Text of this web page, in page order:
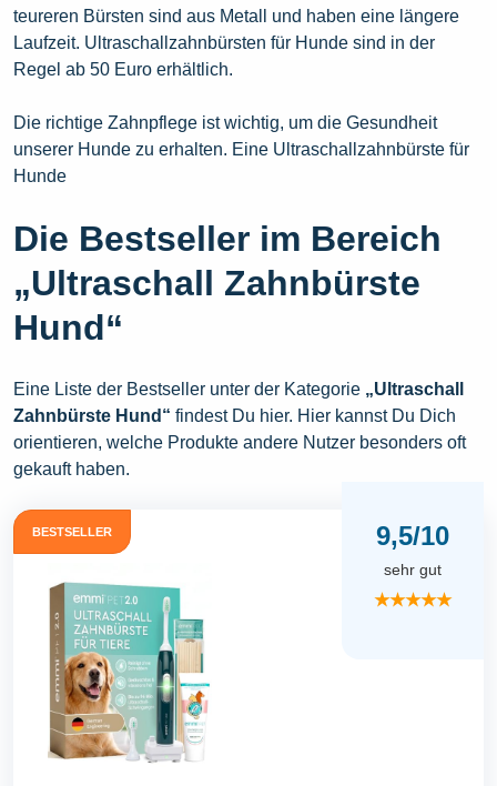
teureren Bürsten sind aus Metall und haben eine längere
Laufzeit. Ultraschallzahnbürsten für Hunde sind in der
Regel ab 50 Euro erhältlich.
Die richtige Zahnpflege ist wichtig, um die Gesundheit
unserer Hunde zu erhalten. Eine Ultraschallzahnbürste für
Hunde
Die Bestseller im Bereich
„Ultraschall Zahnbürste
Hund“
Eine Liste der Bestseller unter der Kategorie „Ultraschall
Zahnbürste Hund“ findest Du hier. Hier kannst Du Dich
orientieren, welche Produkte andere Nutzer besonders oft
gekauft haben.
BESTSELLER 9,5/10
sehr gut
★★★★★